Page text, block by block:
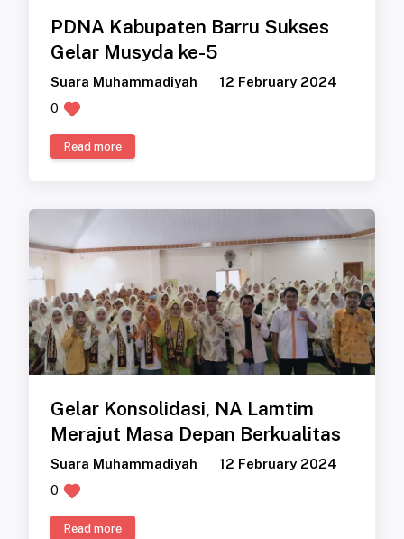
PDNA Kabupaten Barru Sukses
Gelar Musyda ke-5
Suara Muhammadiyah
12 February 2024
0
Read more
Gelar Konsolidasi, NA Lamtim
Merajut Masa Depan Berkualitas
Suara Muhammadiyah
12 February 2024
0
Read more